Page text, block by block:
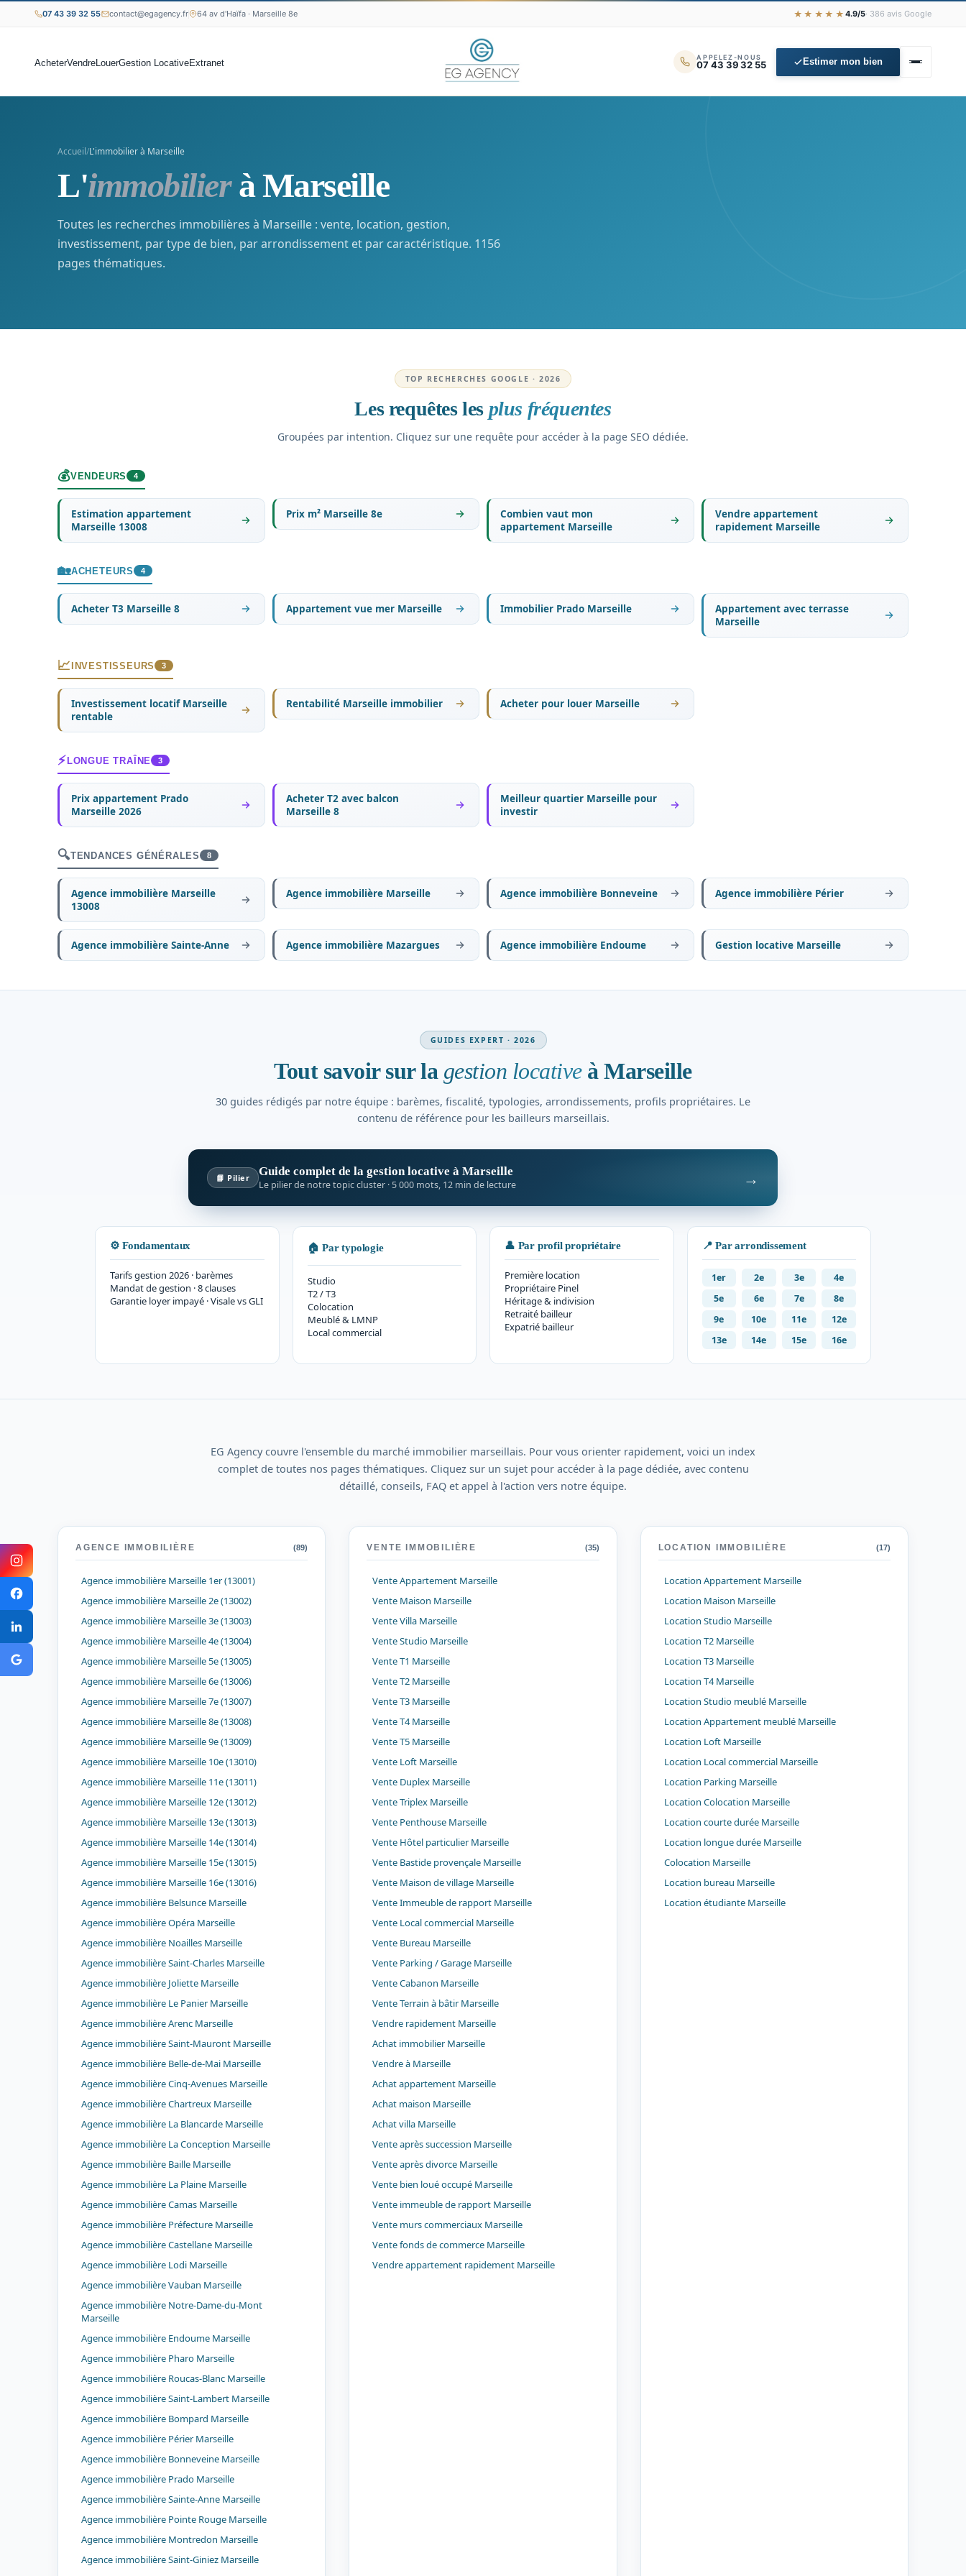
07 43 39 32 55 contact@egagency.fr 64 av d'Haïfa · Marseille 8e ★★★★★ 4.9/5· 386 avis Google
AcheterVendreLouerGestion LocativeExtranet
APPELEZ-NOUS
07 43 39 32 55 Estimer mon bien
Accueil/L'immobilier à Marseille
L'immobilierà Marseille
Toutes les recherches immobilières à Marseille : vente, location, gestion,
investissement, par type de bien, par arrondissement et par caractéristique. 1156
pages thématiques.
TOP RECHERCHES GOOGLE · 2026
Les requêtes les plus fréquentes
Groupées par intention. Cliquez sur une requête pour accéder à la page SEO dédiée.
💰VENDEURS 4
Estimation appartement
Marseille 13008
Prix m² Marseille 8e
Combien vaut mon
appartement Marseille
Vendre appartement
rapidement Marseille
🏡ACHETEURS 4
Acheter T3 Marseille 8 Appartement vue mer Marseille Immobilier Prado Marseille
Appartement avec terrasse
Marseille
📈INVESTISSEURS 3
Investissement locatif Marseille
rentable
Rentabilité Marseille immobilier Acheter pour louer Marseille
⚡LONGUE TRAÎNE 3
Prix appartement Prado
Marseille 2026
Acheter T2 avec balcon
Marseille 8
Meilleur quartier Marseille pour
investir
🔍TENDANCES GÉNÉRALES 8
Agence immobilière Marseille
13008
Agence immobilière Marseille Agence immobilière Bonneveine Agence immobilière Périer
Agence immobilière Sainte-Anne Agence immobilière Mazargues Agence immobilière Endoume Gestion locative Marseille
GUIDES EXPERT · 2026
Tout savoir sur la gestion locativeà Marseille
30 guides rédigés par notre équipe : barèmes, fiscalité, typologies, arrondissements, profils propriétaires. Le
contenu de référence pour les bailleurs marseillais.
📘 Pilier Guide complet de la gestion locative à Marseille
Le pilier de notre topic cluster · 5 000 mots, 12 min de lecture →
⚙️ Fondamentaux
Tarifs gestion 2026 · barèmes
Mandat de gestion · 8 clauses
Garantie loyer impayé · Visale vs GLI
🏠 Par typologie
Studio
T2 / T3
Colocation
Meublé & LMNP
Local commercial
👤 Par profil propriétaire
Première location
Propriétaire Pinel
Héritage & indivision
Retraité bailleur
Expatrié bailleur
📍 Par arrondissement
1er 2e 3e
4e
5e
6e 7e
8e
9e
10e 11e
12e
13e
14e 15e 16e
EG Agency couvre l'ensemble du marché immobilier marseillais. Pour vous orienter rapidement, voici un index
complet de toutes nos pages thématiques. Cliquez sur un sujet pour accéder à la page dédiée, avec contenu
détaillé, conseils, FAQ et appel à l'action vers notre équipe.
AGENCE IMMOBILIÈRE (89)
Agence immobilière Marseille 1er (13001)
Agence immobilière Marseille 2e (13002)
Agence immobilière Marseille 3e (13003)
Agence immobilière Marseille 4e (13004)
Agence immobilière Marseille 5e (13005)
Agence immobilière Marseille 6e (13006)
Agence immobilière Marseille 7e (13007)
Agence immobilière Marseille 8e (13008)
Agence immobilière Marseille 9e (13009)
Agence immobilière Marseille 10e (13010)
Agence immobilière Marseille 11e (13011)
Agence immobilière Marseille 12e (13012)
Agence immobilière Marseille 13e (13013)
Agence immobilière Marseille 14e (13014)
Agence immobilière Marseille 15e (13015)
Agence immobilière Marseille 16e (13016)
Agence immobilière Belsunce Marseille
Agence immobilière Opéra Marseille
Agence immobilière Noailles Marseille
Agence immobilière Saint-Charles Marseille
Agence immobilière Joliette Marseille
Agence immobilière Le Panier Marseille
Agence immobilière Arenc Marseille
Agence immobilière Saint-Mauront Marseille
Agence immobilière Belle-de-Mai Marseille
Agence immobilière Cinq-Avenues Marseille
Agence immobilière Chartreux Marseille
Agence immobilière La Blancarde Marseille
Agence immobilière La Conception Marseille
Agence immobilière Baille Marseille
Agence immobilière La Plaine Marseille
Agence immobilière Camas Marseille
Agence immobilière Préfecture Marseille
Agence immobilière Castellane Marseille
Agence immobilière Lodi Marseille
Agence immobilière Vauban Marseille
Agence immobilière Notre-Dame-du-Mont
Marseille
Agence immobilière Endoume Marseille
Agence immobilière Pharo Marseille
Agence immobilière Roucas-Blanc Marseille
Agence immobilière Saint-Lambert Marseille
Agence immobilière Bompard Marseille
Agence immobilière Périer Marseille
Agence immobilière Bonneveine Marseille
Agence immobilière Prado Marseille
Agence immobilière Sainte-Anne Marseille
Agence immobilière Pointe Rouge Marseille
Agence immobilière Montredon Marseille
Agence immobilière Saint-Giniez Marseille
VENTE IMMOBILIÈRE (35)
Vente Appartement Marseille
Vente Maison Marseille
Vente Villa Marseille
Vente Studio Marseille
Vente T1 Marseille
Vente T2 Marseille
Vente T3 Marseille
Vente T4 Marseille
Vente T5 Marseille
Vente Loft Marseille
Vente Duplex Marseille
Vente Triplex Marseille
Vente Penthouse Marseille
Vente Hôtel particulier Marseille
Vente Bastide provençale Marseille
Vente Maison de village Marseille
Vente Immeuble de rapport Marseille
Vente Local commercial Marseille
Vente Bureau Marseille
Vente Parking / Garage Marseille
Vente Cabanon Marseille
Vente Terrain à bâtir Marseille
Vendre rapidement Marseille
Achat immobilier Marseille
Vendre à Marseille
Achat appartement Marseille
Achat maison Marseille
Achat villa Marseille
Vente après succession Marseille
Vente après divorce Marseille
Vente bien loué occupé Marseille
Vente immeuble de rapport Marseille
Vente murs commerciaux Marseille
Vente fonds de commerce Marseille
Vendre appartement rapidement Marseille
LOCATION IMMOBILIÈRE (17)
Location Appartement Marseille
Location Maison Marseille
Location Studio Marseille
Location T2 Marseille
Location T3 Marseille
Location T4 Marseille
Location Studio meublé Marseille
Location Appartement meublé Marseille
Location Loft Marseille
Location Local commercial Marseille
Location Parking Marseille
Location Colocation Marseille
Location courte durée Marseille
Location longue durée Marseille
Colocation Marseille
Location bureau Marseille
Location étudiante Marseille